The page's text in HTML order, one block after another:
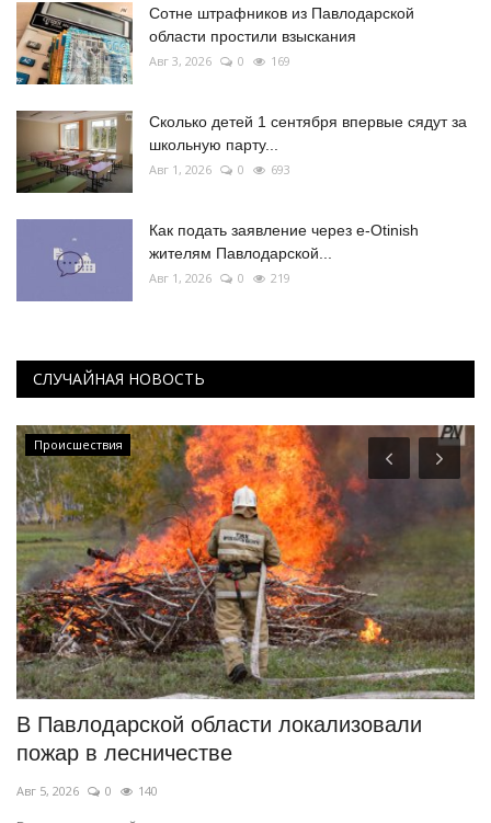
Сотне штрафников из Павлодарской
области простили взыскания
Авг 3, 2026 0 169
Сколько детей 1 сентября впервые сядут за
школьную парту...
Авг 1, 2026 0 693
Как подать заявление через e-Otinish
жителям Павлодарской...
Авг 1, 2026 0 219
СЛУЧАЙНАЯ НОВОСТЬ
Происшествия
В Павлодарской области локализовали
пожар в лесничестве
Авг 5, 2026 0 140